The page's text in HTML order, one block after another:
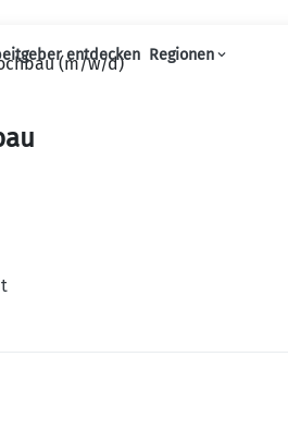
Navigation
entdecken Regionen
(m/w/d)